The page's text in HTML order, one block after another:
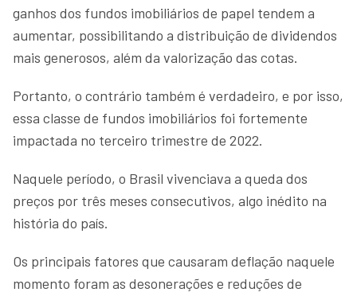
ganhos dos fundos imobiliários de papel tendem a
aumentar, possibilitando a distribuição de dividendos
mais generosos, além da valorização das cotas.
Portanto, o contrário também é verdadeiro, e por isso,
essa classe de fundos imobiliários foi fortemente
impactada no terceiro trimestre de 2022.
Naquele período, o Brasil vivenciava a queda dos
preços por três meses consecutivos, algo inédito na
história do país.
Os principais fatores que causaram deflação naquele
momento foram as desonerações e reduções de